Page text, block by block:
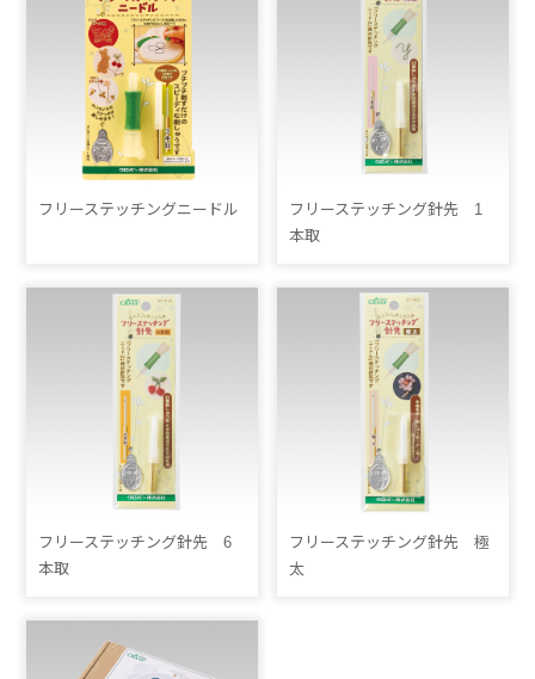
フリーステッチングニードル
フリーステッチング針先 1
本取
フリーステッチング針先 6
本取
フリーステッチング針先 極
太